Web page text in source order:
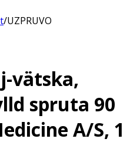
/UZPRUVO
vätska,
spruta 90
A/S, 1